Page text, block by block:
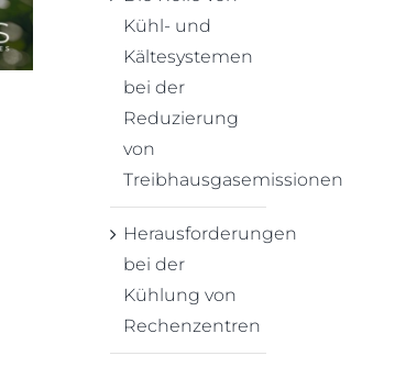
Kühl- und
Kältesystemen
bei der
Reduzierung
von
Treibhausgasemissionen
Herausforderungen
bei der
Kühlung von
Rechenzentren